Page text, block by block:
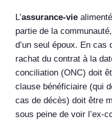
L’assurance-vie
partie de la
d’un seul époux. En
rachat du contrat à la
conciliation (ONC) doit
clause bénéficiaire (qui
cas de décès) doit être
sous peine de voir l’ex-